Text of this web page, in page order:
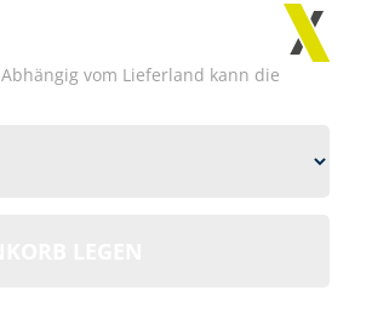
Abhängig vom Lieferland kann die